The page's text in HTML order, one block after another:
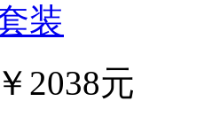
装
￥2038元